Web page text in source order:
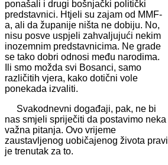
ponašali i drugi bošnjački politički
predstavnici. Htjeli su zajam od MMF-
a, ali da županije ništa ne dobiju. No,
nisu posve uspjeli zahvaljujući nekim
inozemnim predstavnicima. Ne grade
se tako dobri odnosi među narodima.
Ili smo možda svi Bosanci, samo
različitih vjera, kako dotični vole
ponekada izvaliti.
Svakodnevni događaji, pak, ne bi
nas smjeli spriječiti da postavimo neka
važna pitanja. Ovo vrijeme
zaustavljenog uobičajenog života pravi
je trenutak za to.